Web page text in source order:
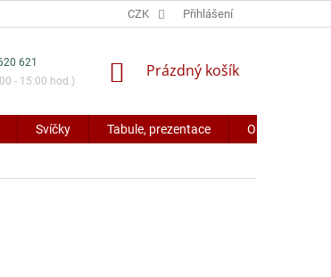
CZK Přihlášení
621
- 15:00 hod.)
NÁKUPNÍ
Prázdný košík
Svíčky Tabule, prezentace Obaly a